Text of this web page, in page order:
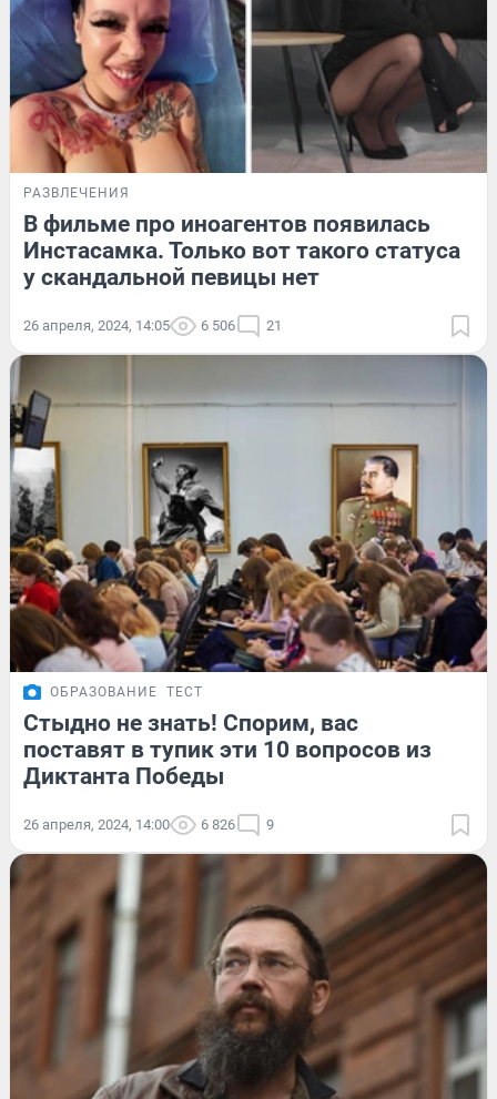
РАЗВЛЕЧЕНИЯ
В фильме про иноагентов появилась
Инстасамка. Только вот такого статуса
у скандальной певицы нет
26 апреля, 2024, 14:05 6 506 21
ОБРАЗОВАНИЕ ТЕСТ
Стыдно не знать! Спорим, вас
поставят в тупик эти 10 вопросов из
Диктанта Победы
26 апреля, 2024, 14:00 6 826 9